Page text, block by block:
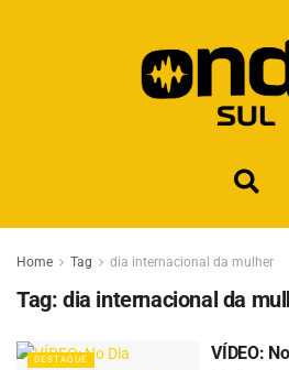
Home Tag dia internacional da mulher
Tag: dia internacional da
DESTAQUE
VÍDEO: